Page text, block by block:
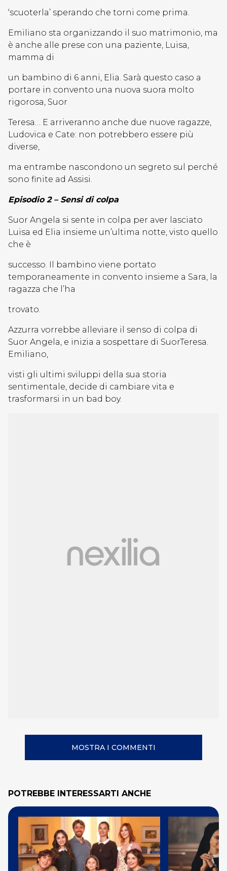
‘scuoterla’ sperando che torni come prima.
Emiliano sta organizzando il suo matrimonio, ma
è anche alle prese con una paziente, Luisa,
mamma di
un bambino di 6 anni, Elia. Sarà questo caso a
portare in convento una nuova suora molto
rigorosa, Suor
Teresa… E arriveranno anche due nuove ragazze,
Ludovica e Cate: non potrebbero essere più
diverse,
ma entrambe nascondono un segreto sul perché
sono finite ad Assisi.
Episodio 2 – Sensi di colpa
Suor Angela si sente in colpa per aver lasciato
Luisa ed Elia insieme un’ultima notte, visto quello
che è
successo. Il bambino viene portato
temporaneamente in convento insieme a Sara, la
ragazza che l’ha
trovato.
Azzurra vorrebbe alleviare il senso di colpa di
Suor Angela, e inizia a sospettare di SuorTeresa.
Emiliano,
visti gli ultimi sviluppi della sua storia
sentimentale, decide di cambiare vita e
trasformarsi in un bad boy.
MOSTRA I COMMENTI
POTREBBE INTERESSARTI ANCHE